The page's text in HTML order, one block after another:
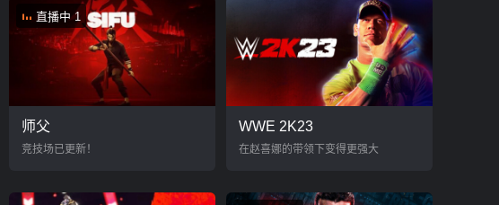
师父
竞技场已更新！
直播中 1
WWE 2K23
在赵喜娜的带领下变得更强大